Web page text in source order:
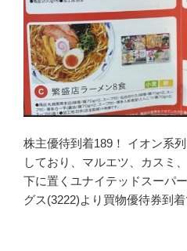
株主優待到着189！ イオン系
しており、マルエツ、カスミ
下に置くユナイテッドスーパ
グス(3222)より買物優待券到